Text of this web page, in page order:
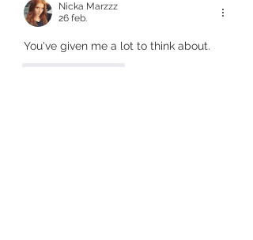
Nicka Marzzz
26 feb.
You've given me a lot to think about.